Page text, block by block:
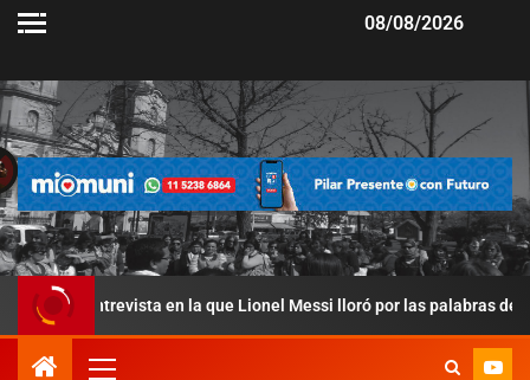
08/08/2026
en la que Lionel Messi lloró por las palabras de su papá